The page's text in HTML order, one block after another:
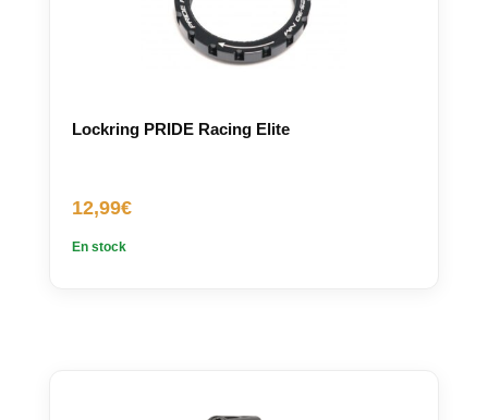
Lockring PRIDE Racing Elite
12,99€
En stock